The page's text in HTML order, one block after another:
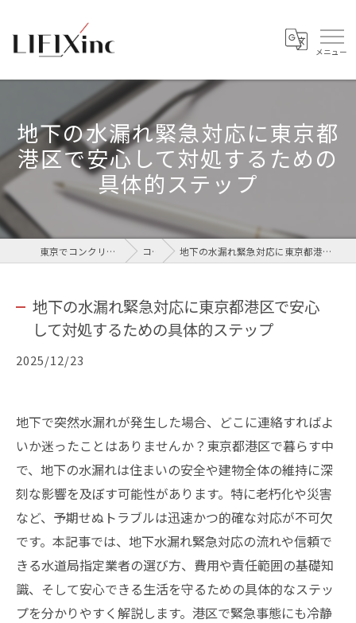
地下の水漏れ緊急対応に東京都
港区で安心して対処するための
具体的ステップ
東京でコンクリートなら株式会社LIFIX コラム 地下の水漏れ緊急対応に東京都港区で安心して対処するための具体的ステップ
地下の水漏れ緊急対応に東京都港区で安心
して対処するための具体的ステップ
2025/12/23
地下で突然水漏れが発生した場合、どこに連絡すればよ
いか迷ったことはありませんか？東京都港区で暮らす中
で、地下の水漏れは住まいの安全や建物全体の維持に深
刻な影響を及ぼす可能性があります。特に老朽化や災害
など、予期せぬトラブルは迅速かつ的確な対応が不可欠
です。本記事では、地下水漏れ緊急対応の流れや信頼で
きる水道局指定業者の選び方、費用や責任範囲の基礎知
識、そして安心できる生活を守るための具体的なステッ
プを分かりやすく解説します。港区で緊急事態にも冷静